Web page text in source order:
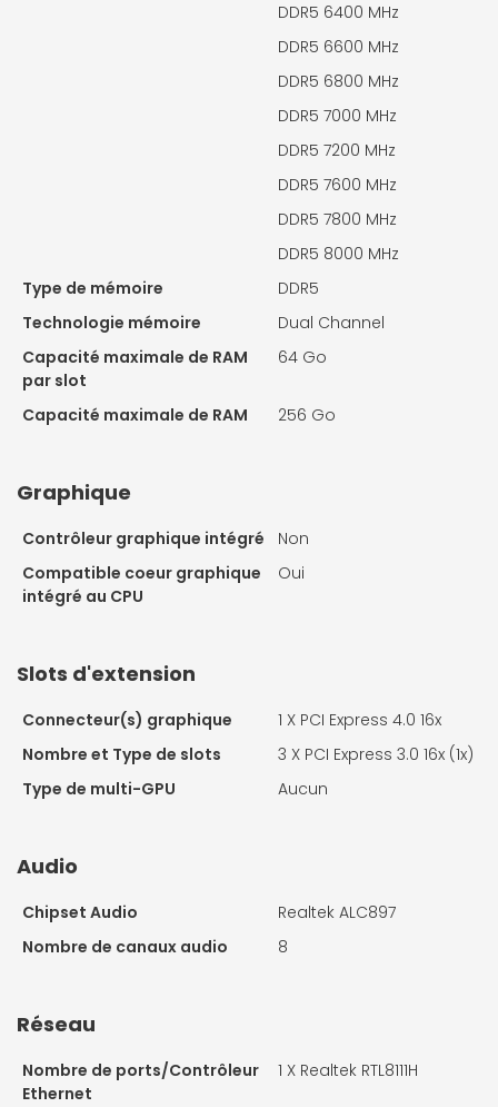
DDR5 6400 MHz
DDR5 6600 MHz
DDR5 6800 MHz
DDR5 7000 MHz
DDR5 7200 MHz
DDR5 7600 MHz
DDR5 7800 MHz
DDR5 8000 MHz
Type de mémoire
DDR5
Technologie mémoire
Dual Channel
Capacité maximale de RAM
par slot
64 Go
Capacité maximale de RAM 256 Go
Graphique
Contrôleur graphique intégré
Non
Compatible coeur graphique
intégré au CPU
Oui
Slots d'extension
Connecteur(s) graphique 1 X PCI Express 4.0 16x
Nombre et Type de slots
3 X PCI Express 3.0 16x (1x)
Type de multi-GPU
Aucun
Audio
Chipset Audio
Realtek ALC897
Nombre de canaux audio
8
Réseau
Nombre de ports/Contrôleur
Ethernet
1 X Realtek RTL8111H